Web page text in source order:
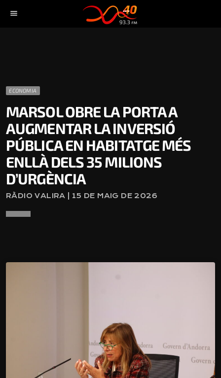
menu
ECONOMIA
MARSOL OBRE LA PORTA A
AUGMENTAR LA INVERSIÓ
PÚBLICA EN HABITATGE MÉS
ENLLÀ DELS 35 MILIONS
D’URGÈNCIA
RÀDIO VALIRA | 15 DE MAIG DE 2026